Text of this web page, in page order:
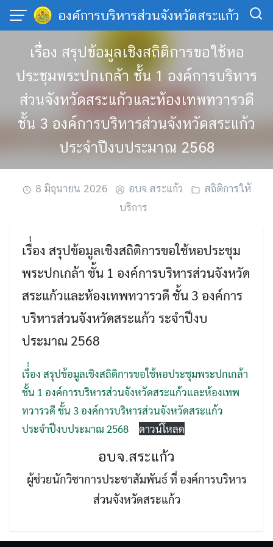
Skip
องค์การบริหารส่วนจังหวัดสระแก้ว
Search
for:
Search
เรื่่อง สรุปข้อมูลเชิงสถิติการขอใช้หอ
ประชุมพระปกเกล้า ชั้น 1 องค์การบริหาร
ส่วนจังหวัดสระแก้วและห้องเทพทวารวดี
ชั้น 3 องค์การบริหารส่วนจังหวัดสระแก้ว
ประจำปีงบประมาณ 2568
8 มิถุนายน 2026 อบจ.สระแก้ว
สถิติการให้
บริการ
เรื่่อง สรุปข้อมูลเชิงสถิติการขอใช้หอประชุม
พระปกเกล้า ชั้น 1 องค์การบริหารส่วนจังหวัด
สระแก้วและห้องเทพทวารวดี ชั้น 3 องค์การ
บริหารส่วนจังหวัดสระแก้ว ระจำปีงบ
ประมาณ 2568
เรื่่อง สรุปข้อมูลเชิงสถิติการขอใช้หอประชุมพระปกเกล้า
ชั้น 1 องค์การบริหารส่วนจังหวัดสระแก้วและห้องเทพ
ทวารวดี ชั้น 3 องค์การบริหารส่วนจังหวัดสระแก้ว
ประจำปีงบประมาณ 2568
ดาวน์โหลด
อบจ.สระแก้ว
ผู้ช่วยนักวิชาการประชาสัมพันธ์ ที่ องค์การบริหาร
ส่วนจังหวัดสระแก้ว